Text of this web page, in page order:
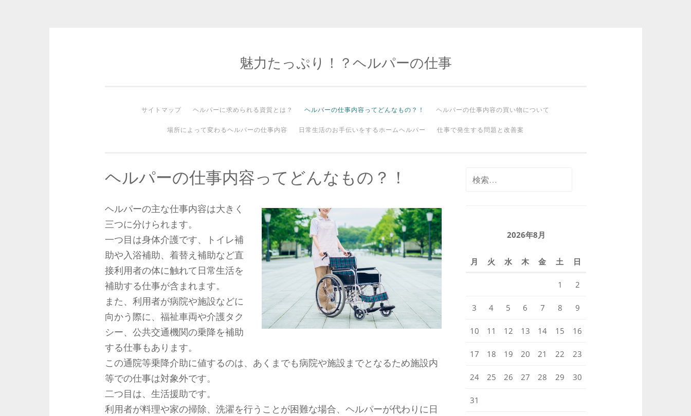
ッ
魅力たっぷり！？ヘルパーの仕事
サイトマップ ヘルパーに求められる資質とは？ ヘルパーの仕事内容ってどんなもの？！ ヘルパーの仕事内容の買い物について
場所によって変わるヘルパーの仕事内容 日常生活のお手伝いをするホームヘルパー 仕事で発生する問題と改善案
ヘルパーの仕事内容ってどんなもの？！
ヘルパーの主な仕事内容は大きく
三つに分けられます。
一つ目は身体介護です、トイレ補
助や入浴補助、着替え補助など直
接利用者の体に触れて日常生活を
補助する仕事が含まれます。
また、利用者が病院や施設などに
向かう際に、福祉車両や介護タク
シー、公共交通機関の乗降を補助
する仕事もあります。
この通院等乗降介助に値するのは、あくまでも病院や施設までとなるため施設内
等での仕事は対象外です。
二つ目は、生活援助です。
利用者が料理や家の掃除、洗濯を行うことが困難な場合、ヘルパーが代わりに日
2026年8月
月 火 水 木 金 土 日
1 2
3 4 5 6 7 8 9
10 11 12 13 14 15 16
17 18 19 20 21 22 23
24 25 26 27 28 29 30
31